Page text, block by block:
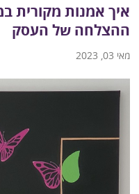
איך אמנות
ההצלחה של העסק
מאי 03, 2023